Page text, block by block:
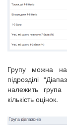
Групу можна
підрозділі
належить група
кількість оцінок.